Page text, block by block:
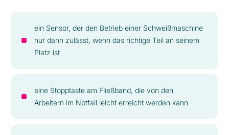
ein Sensor, der den Betrieb einer Schweißmaschine
nur dann zulässt, wenn das richtige Teil an seinem
Platz ist
eine Stopptaste am Fließband, die von den
Arbeitern im Notfall leicht erreicht werden kann